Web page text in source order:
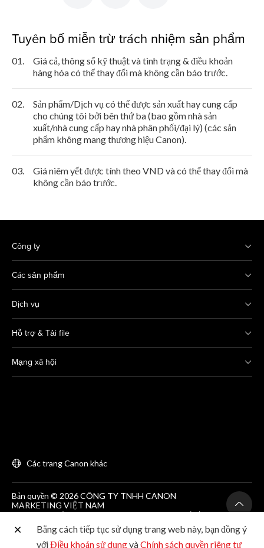
Tuyên bố miễn trừ trách nhiệm sản phẩm
01.
Giá cả, thông số kỹ thuật và tình trạng & điều khoản
hàng hóa có thể thay đổi mà không cần báo trước.
02.
Sản phẩm/Dịch vụ có thể được sản xuất hay cung cấp
cho chúng tôi bởi bên thứ ba (bao gồm nhà sản
xuất/nhà cung cấp hay nhà phân phối/đại lý) (các sản
phẩm không mang thương hiệu Canon).
03.
Giá niêm yết được tính theo VND và có thể thay đổi mà
không cần báo trước.
Công ty
Các sản phẩm
Dịch vụ
Hỗ trợ & Tải file
Mạng xã hội
Các trang Canon khác
Bản quyền © 2026 CÔNG TY TNHH CANON
MARKETING VIỆT NAM
GCNĐKDN số 0311869297, do SKH&DT HCM cấp lần
đầu ngày 25/06/2012
Phòng 203, Tầng 2, Tòa nhà Zen Plaza, 54-56 Nguyễn
Trãi, Quận 1, Thành phố Hồ Chí Minh. Tel: (+84-28)
Bằng cách tiếp tục sử dụng trang web này, bạn đồng ý
vớiĐiều khoản sử dụngvàChính sách quyền riêng tư